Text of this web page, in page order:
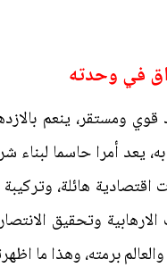
في وحدته
ومستقر، ينعم
يعد أمرا حاسما
اقتصادية هائلة،
الارهابية وتحقيق
برمته، وهذا ما